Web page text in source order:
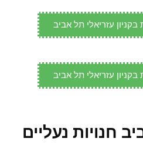
בקניון עזריאלי תל אביב
בקניון עזריאלי תל אביב
חנויות נעליים